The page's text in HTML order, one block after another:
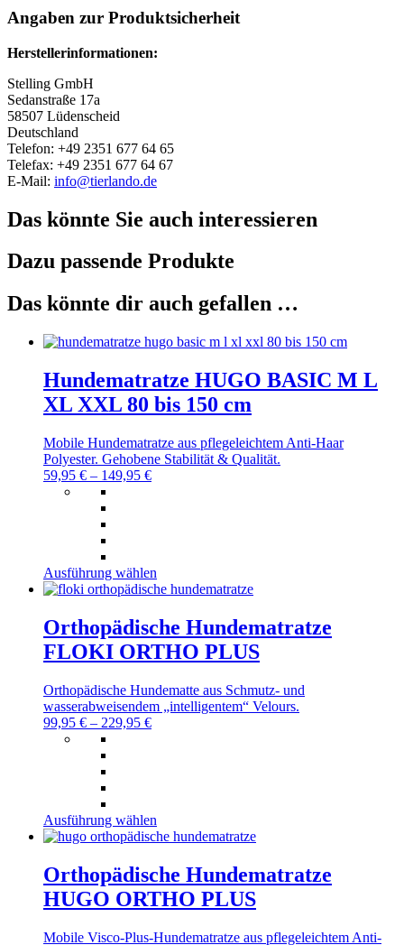
Angaben zur Produktsicherheit
Herstellerinformationen:
Stelling GmbH
Sedanstraße 17a
58507 Lüdenscheid
Deutschland
Telefon: +49 2351 677 64 65
Telefax: +49 2351 677 64 67
E-Mail: info@tierlando.de
Das könnte Sie auch interessieren
Dazu passende Produkte
Das könnte dir auch gefallen …
Hundematratze HUGO BASIC M L
XL XXL 80 bis 150 cm
Mobile Hundematratze aus pflegeleichtem Anti-Haar
Polyester. Gehobene Stabilität & Qualität.
59,95 € – 149,95 €
Ausführung wählen
Produkt
mehrere
Varianten
auf.
Optionen
können
auf
Orthopädische Hundematratze
FLOKI ORTHO PLUS
Orthopädische Hundematte aus Schmutz- und
wasserabweisendem „intelligentem“ Velours.
99,95 € – 229,95 €
Ausführung wählen
Produkt
mehrere
Varianten
auf.
Optionen
Orthopädische Hundematratze
HUGO ORTHO PLUS
Mobile Visco-Plus-Hundematratze aus pflegeleichtem Anti-